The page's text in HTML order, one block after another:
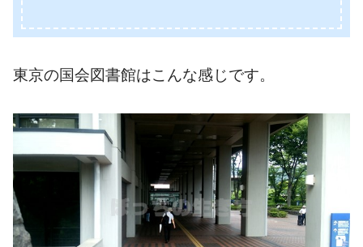
東京の国会図書館はこんな感じです。